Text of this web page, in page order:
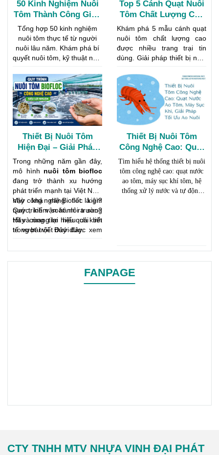
50 Kinh Nghiệm Nuôi
Tôm Thành Công Giúp
Tăng Năng Suất Và
Giảm Rủi Ro
Tổng hợp 50 kinh nghiệm
nuôi tôm thực tế từ người
nuôi lâu năm. Khám phá bí
quyết nuôi tôm, kỹ thuật nuôi
giống, quản lý ao, phòng
bệnh đến thu hoạch đạt
năng suất cao.
Top 5 Cánh Quạt Nuôi
Tôm Chất Lượng Cao
Được Ưa Chuộng Hiện
Nay
Khám phá 5 mẫu cánh quạt
nuôi tôm chất lượng cao
được nhiều trang trại tin
dùng. Giải pháp thiết bị nuôi
chảy và nâng cao hiệu quả
nuôi trồng thủy sản
Thiết Bị Nuôi Tôm
Hiện Đại – Giải Pháp
Tăng Năng Suất Và
Giảm Rủi Ro Trong
Nuôi Tôm
Trong những năm gần đây,
mô hình nuôi tôm biofloc
đang trở thành xu hướng
phát triển mạnh tại Việt Nam
nhờ khả năng tiết kiệm
nước, kiểm soát môi trường
tốt và mang lại hiệu quả kinh
tế vượt trội. Đây được xem
hìnhnuôi tôm siêu thâm
bối cảnh dịch bệnh và ô
nhiễm môi trường ngày càng
Vậy công nghệ Biofloc là gì?
Quy trình vận hành ra sao?
Hãy cùng tìm hiểu chi tiết
trong bài viết dưới đây.
Thiết Bị Nuôi Tôm
Công Nghệ Cao: Quạt
Nước Ao Tôm, Máy
Sục Khí, Giải Pháp Tối
Ưu Ao Nuôi
Tìm hiểu hệ thống thiết bị nuôi
tôm công nghệ cao: quạt nước
ao tôm, máy sục khí tôm, hệ
thống xử lý nước và tự động
FANPAGE
CTY TNHH MTV NHỰA VINH ĐẠI PHÁT